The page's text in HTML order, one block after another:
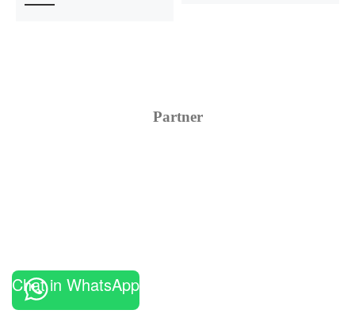
Partner
Chat in WhatsApp